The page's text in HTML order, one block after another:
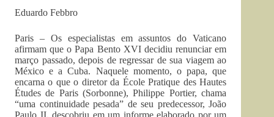
Eduardo Febbro
Paris – Os especialistas em assuntos do Vaticano
afirmam que o Papa Bento XVI decidiu renunciar em
março passado, depois de regressar de sua viagem ao
México e a Cuba. Naquele momento, o papa, que
encarna o que o diretor da École Pratique des Hautes
Études de Paris (Sorbonne), Philippe Portier, chama
“uma continuidade pesada” de seu predecessor, João
Paulo II, descobriu em um informe elaborado por um